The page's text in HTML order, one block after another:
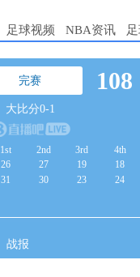
足球视频 NBA资讯
完赛 108
大比分0-1
1st 2nd 3rd
4th
26 27 19
18
31 30 23 24
战报